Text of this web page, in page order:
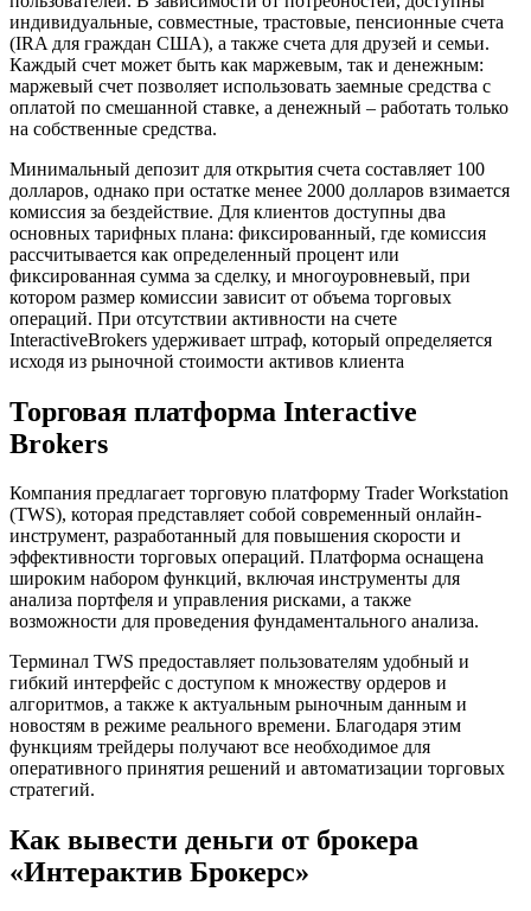
индивидуальные, совместные, трастовые, пенсионные счета
(IRA для граждан США), а также счета для друзей и семьи.
Каждый счет может быть как маржевым, так и денежным:
маржевый счет позволяет использовать заемные средства с
оплатой по смешанной ставке, а денежный – работать только
на собственные средства.
Минимальный депозит для открытия счета составляет 100
долларов, однако при остатке менее 2000 долларов взимается
комиссия за бездействие. Для клиентов доступны два
основных тарифных плана: фиксированный, где комиссия
рассчитывается как определенный процент или
фиксированная сумма за сделку, и многоуровневый, при
котором размер комиссии зависит от объема торговых
операций. При отсутствии активности на счете
InteractiveBrokers удерживает штраф, который определяется
исходя из рыночной стоимости активов клиента
Торговая платформа Interactive
Brokers
Компания предлагает торговую платформу Trader Workstation
(TWS), которая представляет собой современный онлайн-
инструмент, разработанный для повышения скорости и
эффективности торговых операций. Платформа оснащена
широким набором функций, включая инструменты для
анализа портфеля и управления рисками, а также
возможности для проведения фундаментального анализа.
Терминал TWS предоставляет пользователям удобный и
гибкий интерфейс с доступом к множеству ордеров и
алгоритмов, а также к актуальным рыночным данным и
новостям в режиме реального времени. Благодаря этим
функциям трейдеры получают все необходимое для
оперативного принятия решений и автоматизации торговых
стратегий.
Как вывести деньги от брокера
«Интерактив Брокерс»